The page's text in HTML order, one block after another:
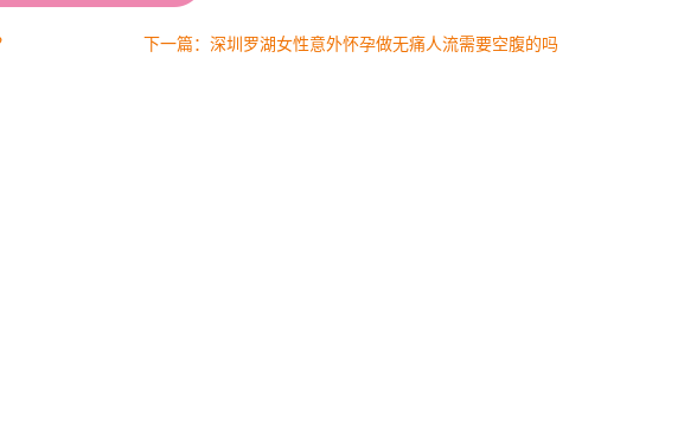
下一篇：深圳罗湖女性意外怀孕做无痛人流需要空腹的吗